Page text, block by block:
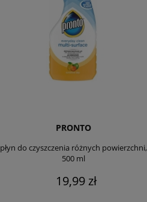
PRONTO
płyn do czyszczenia różnych powierzchni,
500 ml
19,99 zł